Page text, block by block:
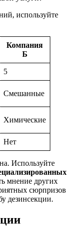
используйте
Компания
Б
5
Смешанные
Химические
Нет
Используйте
мнение других
сюрпризов
дезинсекции.